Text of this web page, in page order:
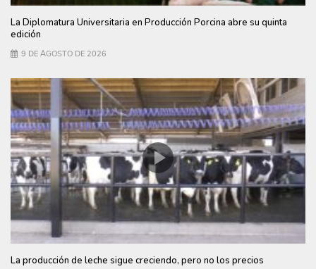
La Diplomatura Universitaria en Producción Porcina abre su quinta
edición
9 DE AGOSTO DE 2026
La producción de leche sigue creciendo, pero no los precios